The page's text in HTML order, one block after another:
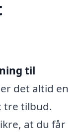
til
det altid en
tre tilbud.
at du får